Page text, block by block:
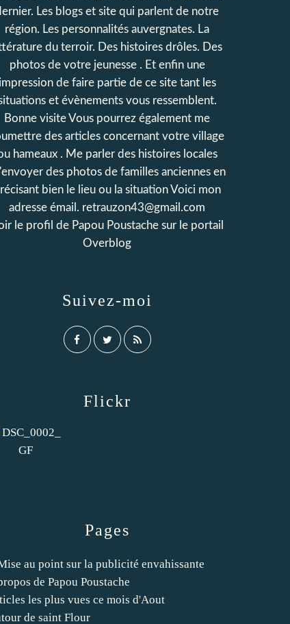
Pages
au point sur la publicité envahissante
de Papou Poustache
les plus vues ce mois d'Aout
de saint Flour
Les blogs et site qui parlent de notre
région. Les personnalités auvergnates. La
du terroir. Des histoires drôles. Des
photos de votre jeunesse . Et enfin une
impression de faire partie de ce site tant les
et évènements vous ressemblent.
Bonne visite Vous pourrez également me
des articles concernant votre village
hameaux . Me parler des histoires locales
des photos de familles anciennes en
bien le lieu ou la situation Voici mon
adresse émail. retrauzon43@gmail.com
le profil de Papou Poustache sur le portail
Overblog
Suivez-moi
Flickr